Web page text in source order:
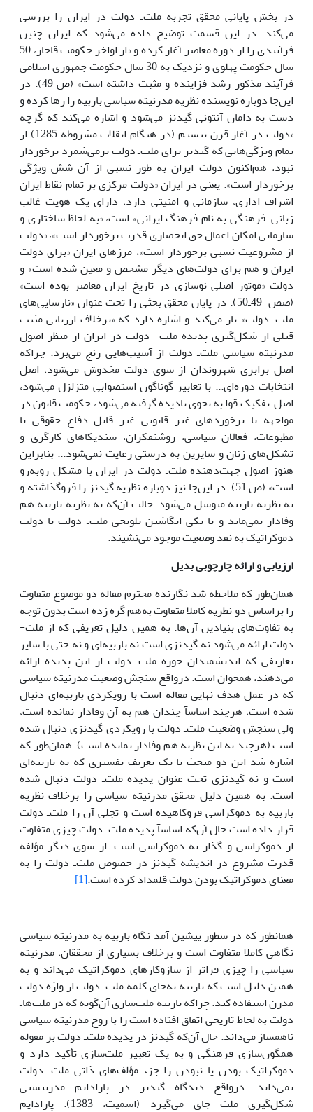
در بخش پایانى محقق تجربه ملت‌ـ دولت در ایران را بررسى
مى‌کند. در این قسمت توضیح داده مى‌شود که ایران چنین
فرآیندى را از دوره معاصر آغاز کرده و «از اواخر حکومت قاجار، 50
سال حکومت پهلوى و نزدیک به 30 سال حکومت جمهورى اسلامى
فرآیند مذکور رشد فزاینده و مثبت داشته است» (ص 49). در
این‌جا دوباره نویسنده نظریه مدرنیته سیاسى باربیه را رها کرده و
دست به دامان آنتونى گیدنز مى‌شود و اشاره مى‌کند که گرچه
«دولت در آغاز قرن بیستم (در هنگام انقلاب مشروطه 1285) از
تمام ویژگى‌هایى که گیدنز براى ملت‌ـ دولت برمى‌شمرد برخوردار
نبود، هم‌اکنون دولت ایران به طور نسبى از آن شش ویژگى
برخوردار است». یعنى در ایران «دولت مرکزى بر تمام نقاط ایران
اشراف ادارى، سازمانى و امنیتى دارد، داراى یک هویت غالب
زبانی‌ـ فرهنگى به نام فرهنگ ایرانى» است، «به لحاظ ساختارى و
سازمانى امکان اعمال حق انحصارى قدرت برخوردار است»، «دولت
از مشروعیت نسبى برخوردار است»، مرزهاى ایران «براى دولت
ایران و هم براى دولت‌هاى دیگر مشخص و معین شده است» و
دولت «موتور اصلى نوسازى در تاریخ ایران معاصر بوده است»
(صص 49ـ50). در پایان محقق بحثى را تحت عنوان «نارسایى‌هاى
ملت‌ـ دولت» باز مى‌کند و اشاره دارد که «برخلاف ارزیابى مثبت
قبلى از شکل‌گیرى پدیده ملت- دولت در ایران از منظر اصول
مدرنیته سیاسى ملت‌ـ دولت از آسیب‌هایى رنج مى‌برد. چراکه
اصل برابرى شهروندان از سوى دولت مخدوش مى‌شود، اصل
انتخابات دوره‌اى... با تعابیر گوناگون استصوابى متزلزل مى‌شود،
اصل تفکیک قوا به نحوى نادیده گرفته مى‌شود، حکومت قانون در
مواجهه با برخوردهاى غیر قانونى غیر قابل دفاع حقوقى با
مطبوعات، فعالان سیاسى، روشنفکران، سندیکاهاى کارگرى و
تشکل‌هاى زنان و سایرین به درستى رعایت نمى‌شود... بنابراین
هنوز اصول جهت‌دهنده ملت‌ـ دولت در ایران با مشکل روبه‌رو
است» (ص 51). در این‌جا نیز دوباره نظریه گیدنز را فروگذاشته و
به نظریه باربیه متوسل مى‌شود. جالب آن‌که به نظریه باربیه هم
وفادار نمى‌ماند و با یکى انگاشتن تلویحى ملت‌ـ دولت با دولت
دموکراتیک به نقد وضعیت موجود مى‌نشیند.
ارزیابى و ارائه چارچوبى بدیل
همان‌طور که ملاحظه شد نگارنده محترم مقاله دو موضوع متفاوت
را براساس دو نظریه کاملا متفاوت به‌هم گره زده است بدون توجه
به تفاوت‌هاى بنیادین آن‌ها. به همین دلیل تعریفى که از ملت-
دولت ارائه مى‌شود نه گیدنزى است نه باربیه‌اى و نه حتى با سایر
تعاریفى که اندیشمندان حوزه ملت‌ـ دولت از این پدیده ارائه
مى‌دهند، همخوان است. درواقع سنجش وضعیت مدرنیته سیاسى
که در عمل هدف نهایى مقاله است با رویکردى باربیه‌اى دنبال
شده است، هرچند اساسآ چندان هم به آن وفادار نمانده است،
ولى سنجش وضعیت ملت‌ـ دولت با رویکردى گیدنزى دنبال شده
است (هرچند به این نظریه هم وفادار نمانده است). همان‌طور که
اشاره شد این دو مبحث با یک تعریف تفسیرى که نه باربیه‌اى
است و نه گیدنزى تحت عنوان پدیده ملت‌ـ دولت دنبال شده
است. به همین دلیل محقق مدرنیته سیاسى را برخلاف نظریه
باربیه به دموکراسى فروکاهیده است و تجلى آن را ملت‌ـ دولت
قرار داده است حال آن‌که اساسآ پدیده ملت‌ـ دولت چیزى متفاوت
از دموکراسى و گذار به دموکراسى است. از سوى دیگر مؤلفه
قدرت مشروع در اندیشه گیدنز در خصوص ملت‌ـ دولت را به
معناى دموکراتیک بودن دولت قلمداد کرده است.[1]
همانطور که در سطور پیشین آمد نگاه باربیه به مدرنیته سیاسى
نگاهى کاملا متفاوت است و برخلاف بسیارى از محققان، مدرنیته
سیاسى را چیزى فراتر از سازوکارهاى دموکراتیک مى‌داند و به
همین دلیل است که باربیه به‌جاى کلمه ملت‌ـ دولت از واژه دولت
مدرن استفاده کند. چراکه باربیه ملت‌سازى آن‌گونه که در ملت‌هاـ
دولت به لحاظ تاریخى اتفاق افتاده است را با روح مدرنیته سیاسى
ناهمساز مى‌داند. حال آن‌که گیدنز در پدیده ملت‌ـ دولت بر مقوله
همگون‌سازى فرهنگى و به یک تعبیر ملت‌سازى تأکید دارد و
دموکراتیک بودن یا نبودن را جزء مؤلف‌هاى ذاتى ملت‌ـ دولت
نمى‌داند. درواقع دیدگاه گیدنز در پارادایم مدرنیستى
شکل‌گیرى ملت جاى مى‌گیرد (اسمیت، 1383). پارادایم